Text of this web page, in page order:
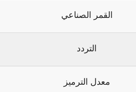
القمر الصناعي
التردد
معدل الترميز